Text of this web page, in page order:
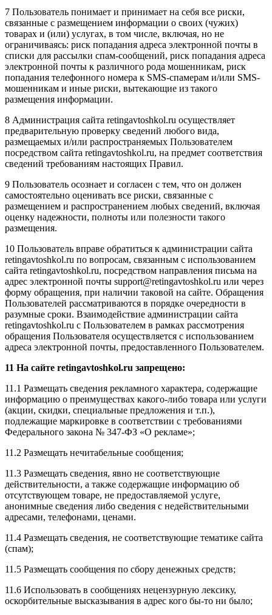
7 Пользователь понимает и принимает на себя все риски,
связанные с размещением информации о своих (чужих)
товарах и (или) услугах, в том числе, включая, но не
ограничиваясь: риск попадания адреса электронной почты в
списки для рассылки спам-сообщений, риск попадания адреса
электронной почты к различного рода мошенникам, риск
попадания телефонного номера к SMS-спамерам и/или SMS-
мошенникам и иные риски, вытекающие из такого
размещения информации.
8 Администрация сайта retingavtoshkol.ru осуществляет
предварительную проверку сведений любого вида,
размещаемых и/или распространяемых Пользователем
посредством сайта retingavtoshkol.ru, на предмет соответствия
сведений требованиям настоящих Правил.
9 Пользователь осознает и согласен с тем, что он должен
самостоятельно оценивать все риски, связанные с
размещением и распространением любых сведений, включая
оценку надежности, полноты или полезности такого
размещения.
10 Пользователь вправе обратиться к администрации сайта
retingavtoshkol.ru по вопросам, связанным с использованием
сайта retingavtoshkol.ru, посредством направления письма на
адрес электронной почты support@retingavtoshkol.ru или через
форму обращения, при наличии таковой на сайте. Обращения
Пользователей рассматриваются в порядке очередности в
разумные сроки. Взаимодействие администрации сайта
retingavtoshkol.ru с Пользователем в рамках рассмотрения
обращения Пользователя осуществляется с использованием
адреса электронной почты, предоставленного Пользователем.
11 На сайте retingavtoshkol.ru запрещено:
11.1 Размещать сведения рекламного характера, содержащие
информацию о преимуществах какого-либо товара или услуги
(акции, скидки, специальные предложения и т.п.),
подлежащие маркировке в соответствии с требованиями
Федерального закона № 347-ФЗ «О рекламе»;
11.2 Размещать нечитабельные сообщения;
11.3 Размещать сведения, явно не соответствующие
действительности, а также содержащие информацию об
отсутствующем товаре, не предоставляемой услуге,
анонимные сведения либо сведения с недействительными
адресами, телефонами, ценами.
11.4 Размещать сведения, не соответствующие тематике сайта
(спам);
11.5 Размещать сообщения по сбору денежных средств;
11.6 Использовать в сообщениях нецензурную лексику,
оскорбительные высказывания в адрес кого бы-то ни было;